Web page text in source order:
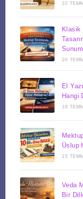
22
Klasik
20
El
Hangi
18
Üslup
15
Veda
Bir